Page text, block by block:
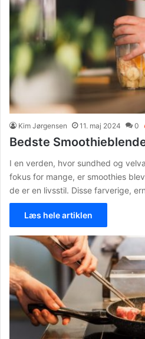
Kim Jørgensen 11. maj 2024 0
Bedste
I en verden, hvor sundhed og
fokus for mange, er smoothies
de er en livsstil. Disse farverige,
Læs hele artiklen